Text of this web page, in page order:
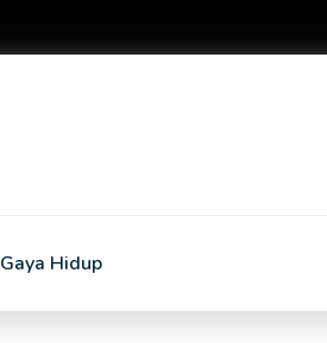
Gaya Hidup